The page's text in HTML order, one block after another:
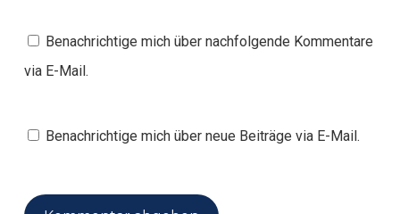
Benachrichtige mich über nachfolgende Kommentare
via E-Mail.
Benachrichtige mich über neue Beiträge via E-Mail.